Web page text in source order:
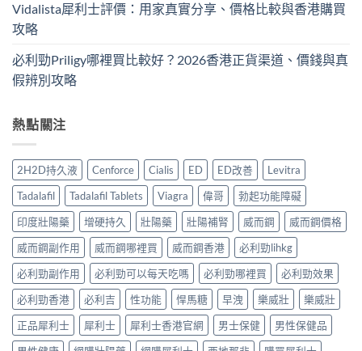
Vidalista犀利士評價：用家真實分享、價格比較與香港購買
攻略
必利勁Priligy哪裡買比較好？2026香港正貨渠道、價錢與真
假辨別攻略
熱點關注
2H2D持久液 Cenforce Cialis ED ED改善
Levitra
Tadalafil
Tadalafil Tablets Viagra 偉哥
勃起功能障礙
印度壯陽藥
增硬持久 壯陽藥 壯陽補腎 威而鋼
威而鋼價格
威而鋼副作用
威而鋼哪裡買 威而鋼香港
必利勁lihkg
必利勁副作用
必利勁可以每天吃嗎 必利勁哪裡買
必利勁效果
必利勁香港
必利吉 性功能 悍馬糖 早洩 樂威壯
樂威壯
正品犀利士
犀利士 犀利士香港官網 男士保健
男性保健品